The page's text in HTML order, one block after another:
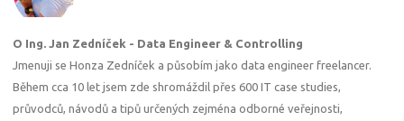
O Ing. Jan Zedníček - Data Engineer & Controlling
Jmenuji se Honza Zedníček a působím jako data engineer freelancer.
Během cca 10 let jsem zde shromáždil přes 600 IT case studies,
průvodců, návodů a tipů určených zejména odborné veřejnosti,